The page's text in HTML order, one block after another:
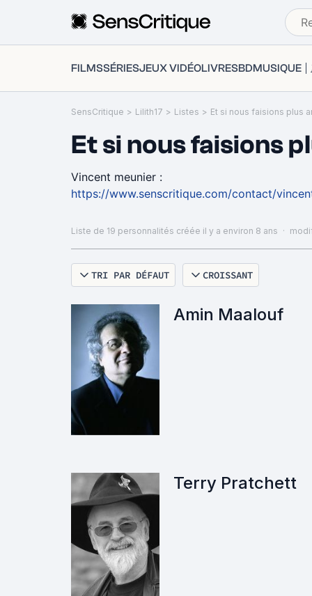
FILMSSÉRIESJEUX VIDÉOLIVRESBDMUSIQUE
SensCritique > Lilith17 > Listes >
Et si nous faisions
Vincent meunier :
https://www.senscritique.com/contact/
Liste de 19 personnalités créée il y a environ 8 ans ·
TRI PAR DÉFAUT CROISSANT
Amin Maalouf
Terry Pratchett